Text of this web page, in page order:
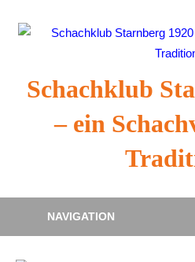
Inhalt
Schachklub
– ein
NAVIGATION